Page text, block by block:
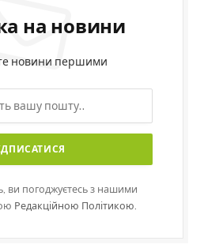
на новини
новини першими
ви погоджуєтесь з нашими
Редакційною Політикою.